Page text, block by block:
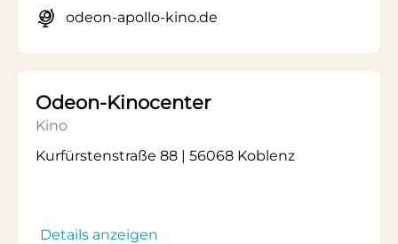
odeon-apollo-kino.de
Odeon-Kinocenter
Kino
Kurfürstenstraße 88 | 56068 Koblenz
Details anzeigen